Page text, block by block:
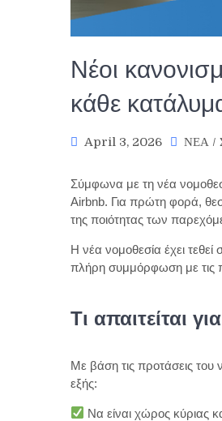
Νέοι
κάθε
April 3, 2026 ΝΕΑ /
Σύμφωνα με τη νέα
Airbnb. Για πρώτη φορά,
της ποιότητας των
Η νέα νομοθεσία έχει τεθεί
πλήρη συμμόρφωση με τις
Τι απαιτείται
Με βάση τις προτάσεις του
εξής:
Να είναι χώρος κύριας